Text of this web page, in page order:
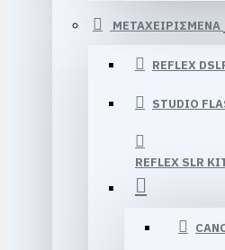
ΜΕΤΑΧΕΙΡΙΣΜΕΝΑ
REFLEX
STUDIO
REFLEX SLR